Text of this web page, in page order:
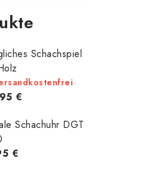
Schachspiel
€
Schachuhr DGT
€